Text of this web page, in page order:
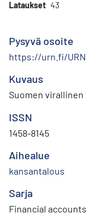
Lataukset 43
Pysyvä osoite
https://urn.fi/
Kuvaus
Suomen virallinen
ISSN
1458-8145
Aihealue
kansantalous
Sarja
Financial accounts